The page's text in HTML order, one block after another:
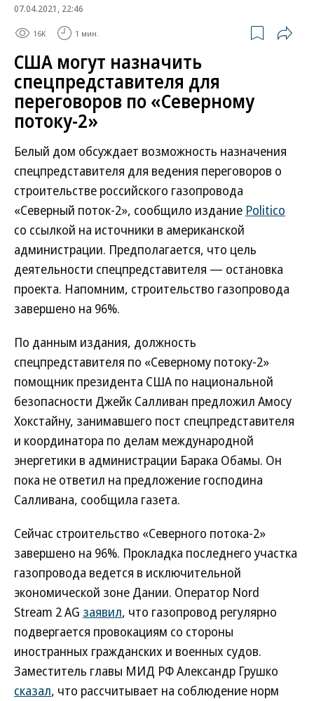
07.04.2021, 22:46
16K 1 мин.
США могут назначить
спецпредставителя для
переговоров по «Северному
потоку-2»
Белый дом обсуждает возможность назначения
спецпредставителя для ведения переговоров о
строительстве российского газопровода
«Северный поток-2», сообщило издание Politico
со ссылкой на источники в американской
администрации. Предполагается, что цель
деятельности спецпредставителя — остановка
проекта. Напомним, строительство газопровода
завершено на 96%.
По данным издания, должность
спецпредставителя по «Северному потоку-2»
помощник президента США по национальной
безопасности Джейк Салливан предложил Амосу
Хокстайну, занимавшего пост спецпредставителя
и координатора по делам международной
энергетики в администрации Барака Обамы. Он
пока не ответил на предложение господина
Салливана, сообщила газета.
Сейчас строительство «Северного потока-2»
завершено на 96%. Прокладка последнего участка
газопровода ведется в исключительной
экономической зоне Дании. Оператор Nord
Stream 2 AG заявил, что газопровод регулярно
подвергается провокациям со стороны
иностранных гражданских и военных судов.
Заместитель главы МИД РФ Александр Грушко
сказал, что рассчитывает на соблюдение норм